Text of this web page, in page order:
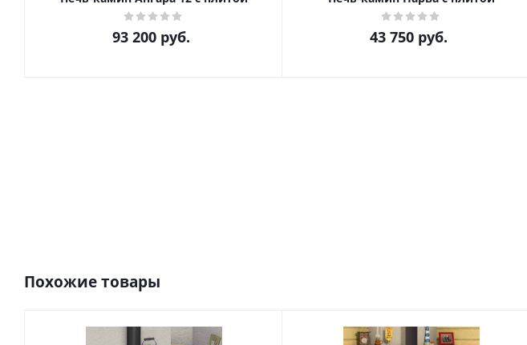
93 200руб. 43 750руб.
Похожие товары